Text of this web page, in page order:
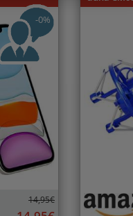
-0%
14,95€